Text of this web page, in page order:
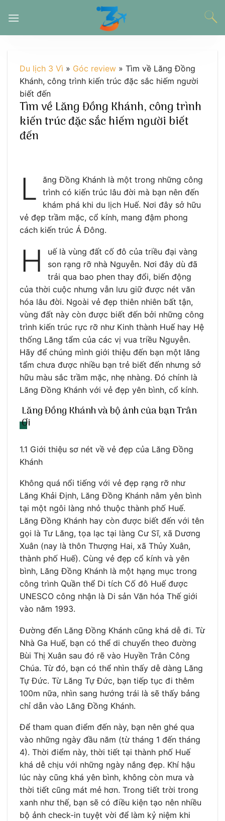
đến
Du lịch 3 Vì » Góc review » Tìm về Lăng Đồng
Khánh, công trình kiến trúc đặc sắc hiếm người
biết đến
Tìm về Lăng Đồng Khánh, công trình
kiến trúc đặc sắc hiếm người biết
đến
L
ăng Đồng Khánh là một trong những công
trình có kiến trúc lâu đời mà bạn nên đến
khám phá khi du lịch Huế. Nơi đây sở hữu
vẻ đẹp trầm mặc, cổ kính, mang đậm phong
cách kiến trúc Á Đông.
H
uế là vùng đất cố đô của triều đại vàng
son rạng rỡ nhà Nguyễn. Nơi đây dù đã
trải qua bao phen thay đổi, biến động
của thời cuộc nhưng vẫn lưu giữ được nét văn
hóa lâu đời. Ngoài vẻ đẹp thiên nhiên bất tận,
vùng đất này còn được biết đến bởi những công
trình kiến trúc rực rỡ như Kinh thành Huế hay Hệ
thống Lăng tẩm của các vị vua triều Nguyễn.
Hãy để chúng mình giới thiệu đến bạn một lăng
tẩm chưa được nhiều bạn trẻ biết đến nhưng sở
hữu màu sắc trầm mặc, nhẹ nhàng. Đó chính là
Lăng Đồng Khánh với vẻ đẹp yên bình, cổ kính.
Lăng Đồng Khánh và bộ ảnh của bạn Trân
Ơi
1.1 Giới thiệu sơ nét về vẻ đẹp của Lăng Đồng
Khánh
Không quá nổi tiếng với vẻ đẹp rạng rỡ như
Lăng Khải Định, Lăng Đồng Khánh nằm yên bình
tại một ngôi làng nhỏ thuộc thành phố Huế.
Lăng Đồng Khánh hay còn được biết đến với tên
gọi là Tư Lăng, tọa lạc tại làng Cư Sĩ, xã Dương
Xuân (nay là thôn Thượng Hai, xã Thủy Xuân,
thành phố Huế). Cùng vẻ đẹp cổ kính và yên
bình, Lăng Đồng Khánh là một hạng mục trong
công trình Quần thể Di tích Cố đô Huế được
UNESCO công nhận là Di sản Văn hóa Thế giới
vào năm 1993.
Đường đến Lăng Đồng Khánh cũng khá dễ đi. Từ
Nhà Ga Huế, bạn có thể di chuyển theo đường
Bùi Thị Xuân sau đó rẽ vào Huyền Trân Công
Chúa. Từ đó, bạn có thể nhìn thấy dễ dàng Lăng
Tự Đức. Từ Lăng Tự Đức, bạn tiếp tục đi thêm
100m nữa, nhìn sang hướng trái là sẽ thấy bảng
chỉ dẫn vào Lăng Đồng Khánh.
Để tham quan điểm đến này, bạn nên ghé qua
vào những ngày đầu năm (từ tháng 1 đến tháng
4). Thời điểm này, thời tiết tại thành phố Huế
khá dễ chịu với những ngày nắng đẹp. Khí hậu
lúc này cũng khá yên bình, không còn mưa và
thời tiết cũng mát mẻ hơn. Trong tiết trời trong
xanh như thế, bạn sẽ có điều kiện tạo nên nhiều
bộ ảnh check-in tuyệt vời để làm kỷ niệm khi